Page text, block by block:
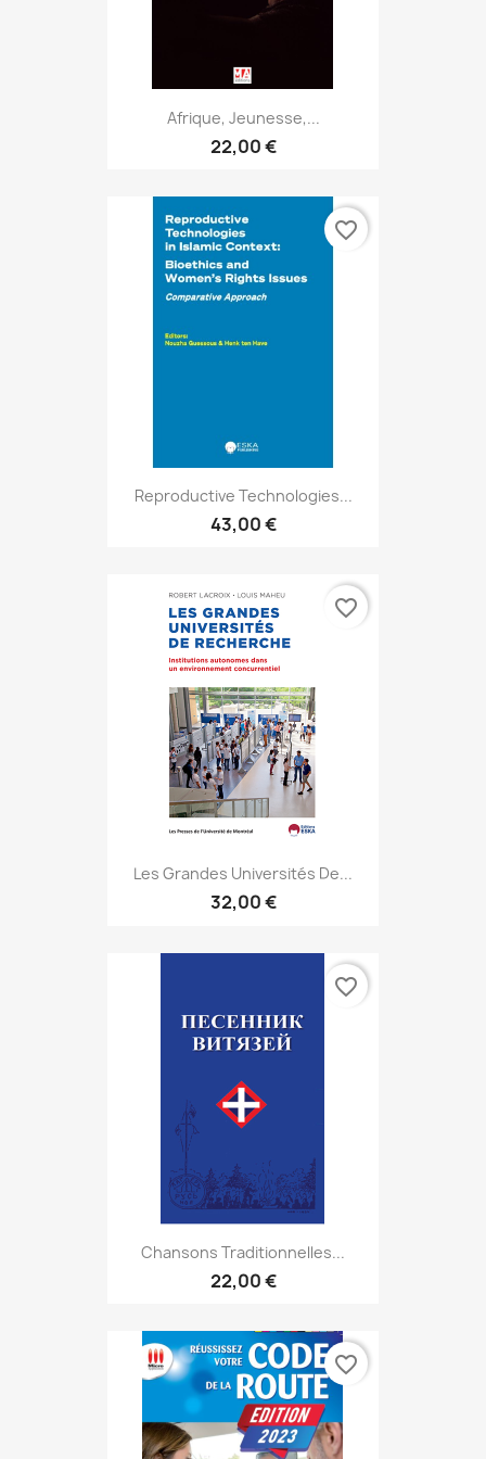
Afrique, Jeunesse,...
22,00 €
Reproductive Technologies...
43,00 €
favorite_border
Les Grandes Universités De...
32,00 €
favorite_border
Chansons Traditionnelles...
22,00 €
favorite_border
favorite_border